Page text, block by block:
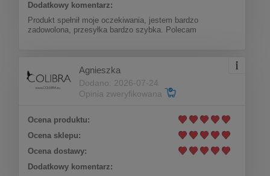
Dodatkowy komentarz:
Produkt spełnił moje oczekiwania, jestem bardzo
zadowolona, przesyłka bardzo szybka. Polecam
Agnieszka
Dodano: 2026-07-24
Opinia zweryfikowana
Ocena produktu:
Ocena sklepu:
Ocena dostawy:
Dodatkowy komentarz: